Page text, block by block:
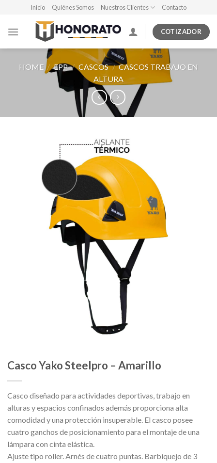
content
Inicio Quiénes Somos Nuestros Clientes Contacto
COTIZADOR
HOME / EPP / CASCOS / CASCOS TRABAJO EN
ALTURA
Casco Yako Steelpro – Amarillo
Casco diseñado para actividades deportivas, trabajo en
alturas y espacios confinados además proporciona alta
comodidad y una protección insuperable. El casco posee
cuatro ganchos de posicionamiento para el montaje de una
lámpara con cinta elástica.
Ajuste tipo roller. Arnés de cuatro puntas. Barbiquejo de 3